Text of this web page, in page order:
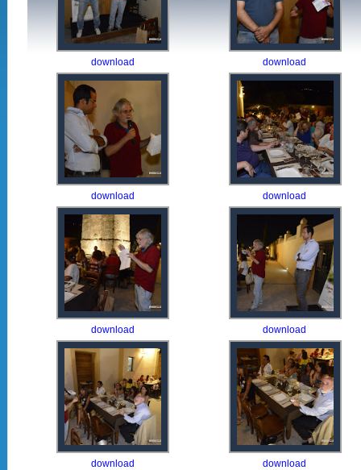
download download
download download
download download
download download